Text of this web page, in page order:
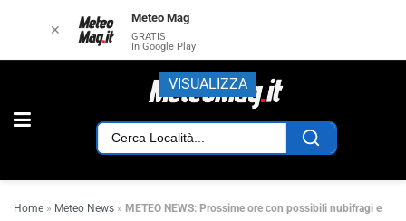
Home » Meteo News » METEO NEWS: Prossime ore con possibili nubifragi e
✕
Meteo Mag
GRATIS
In Google Play
VISUALIZZA